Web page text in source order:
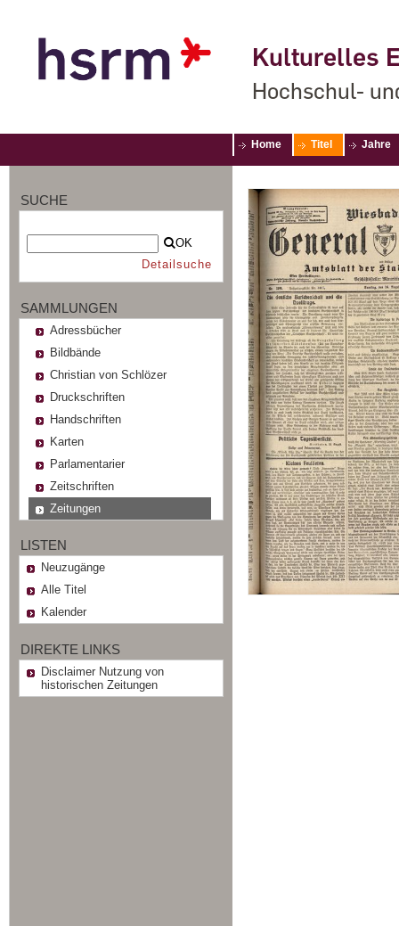
Kulturelles
Hochschul-
Home Titel Jahre
SUCHE
OK
Detailsuche
SAMMLUNGEN
Adressbücher
Bildbände
Christian von Schlözer
Druckschriften
Handschriften
Karten
Parlamentarier
Zeitschriften
Zeitungen
LISTEN
Neuzugänge
Alle Titel
Kalender
DIREKTE LINKS
Disclaimer Nutzung von
historischen Zeitungen